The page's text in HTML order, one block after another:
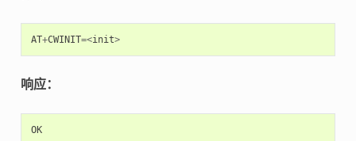
AT+CWINIT=<init>
响应：
OK